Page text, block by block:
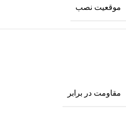
موقعیت نصب
مقاومت در برابر